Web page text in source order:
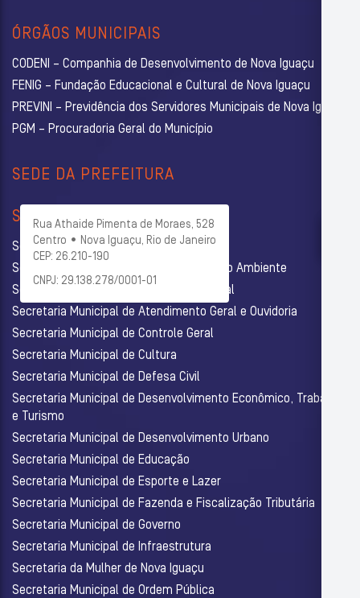
ÓRGÃOS MUNICIPAIS
CODENI – Companhia de Desenvolvimento de Nova Iguaçu
FENIG – Fundação Educacional e Cultural de Nova Iguaçu
PREVINI – Previdência dos Servidores Municipais de Nova Iguaçu
PGM – Procuradoria Geral do Município
SEDE DA PREFEITURA
Rua Athaide Pimenta de Moraes, 528
Centro • Nova Iguaçu, Rio de Janeiro
CEP: 26.210-190
CNPJ: 29.138.278/0001-01
SECRETARIAS
Secretaria Municipal de Administração
Secretaria Municipal de Agricultura e Meio Ambiente
Secretaria Municipal de Assistência Social
Secretaria Municipal de Atendimento Geral e Ouvidoria
Secretaria Municipal de Controle Geral
Secretaria Municipal de Cultura
Secretaria Municipal de Defesa Civil
Secretaria Municipal de Desenvolvimento Econômico, Trabalho
e Turismo
Secretaria Municipal de Desenvolvimento Urbano
Secretaria Municipal de Educação
Secretaria Municipal de Esporte e Lazer
Secretaria Municipal de Fazenda e Fiscalização Tributária
Secretaria Municipal de Governo
Secretaria Municipal de Infraestrutura
Secretaria da Mulher de Nova Iguaçu
Secretaria Municipal de Ordem Pública